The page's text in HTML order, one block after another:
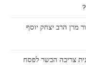
מרן הרב יצחק יוסף
צריכה הכשר לפסח